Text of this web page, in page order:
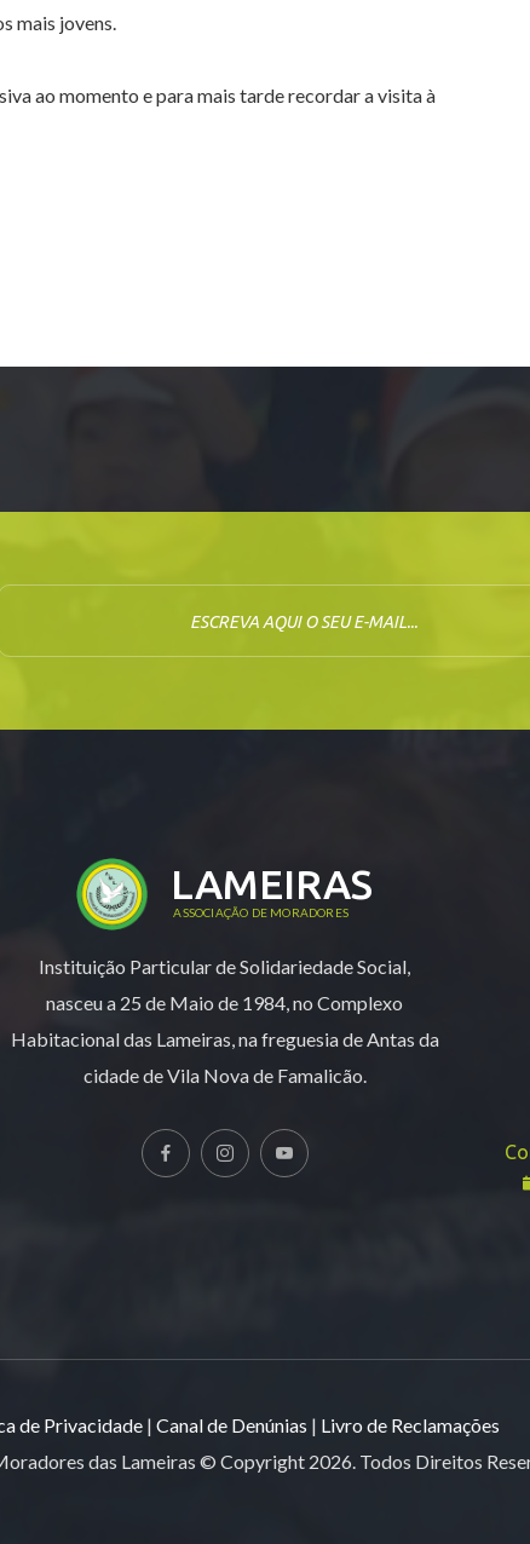
mais jovens.
ao momento e para mais tarde recordar a visita à
mail
LAMEIRAS
ASSOCIAÇÃO DE MORADORES
Instituição Particular de Solidariedade Social,
nasceu a 25 de Maio de 1984, no Complexo
Habitacional das Lameiras, na freguesia de Antas da
cidade de Vila Nova de Famalicão.
de Privacidade| Canal de Denúnias | Livro de Reclamações
das Lameiras © Copyright 2026. Todos Direitos